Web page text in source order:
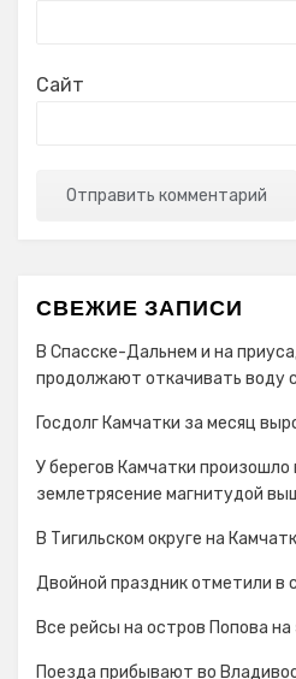
Сайт
СВЕЖИЕ ЗАПИСИ
В Спасске-Дальнем и на
продолжают откачивать воду
Госдолг Камчатки за месяц
У берегов Камчатки произошло
землетрясение магнитудой
В Тигильском округе на
Двойной праздник отметили в
Все рейсы на остров Попова
Поезда прибывают во